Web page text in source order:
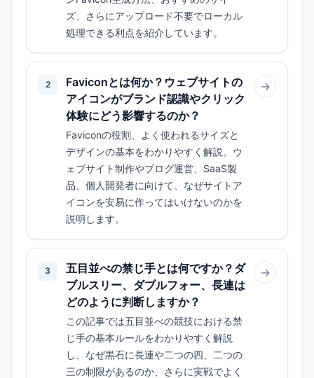
ズ、さらにアップロード不要でローカル
処理できる利点を紹介しています。
2
Faviconとは何か？ウェブサイトの
アイコンがブランド認識やクリック
体験にどう影響するのか？
Faviconの役割、よく使われるサイズと
デザインの基本をわかりやすく解説。ウ
ェブサイト制作やブログ運営、SaaS製
品、個人開発者に向けて、なぜサイトア
イコンを安易に作ってはいけないのかを
説明します。
→
3
五目並べの禁じ手とは何ですか？ダ
ブルスリー、ダブルフォー、長連は
どのように判断しますか？
この記事では五目並べの競技における禁
じ手の基本ルールをわかりやすく解説
し、なぜ黒石に長連や二つの四、二つの
三の制限があるのか、さらに実戦でよく
→